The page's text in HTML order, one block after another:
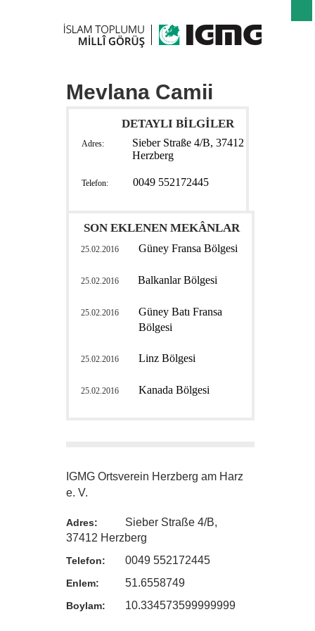
Mevlana Camii
DETAYLI BİLGİLER
Adres:
Sieber Straße 4/B, 37412
Herzberg
Telefon: 0049 552172445
SON EKLENEN MEKÂNLAR
25.02.2016 Güney Fransa Bölgesi
25.02.2016 Balkanlar Bölgesi
25.02.2016
Güney Batı Fransa
Bölgesi
25.02.2016 Linz Bölgesi
25.02.2016 Kanada Bölgesi
IGMG Ortsverein Herzberg am Harz
e. V.
Adres:
Sieber Straße 4/B,
37412 Herzberg
Telefon: 0049 552172445
Enlem: 51.6558749
Boylam: 10.334573599999999